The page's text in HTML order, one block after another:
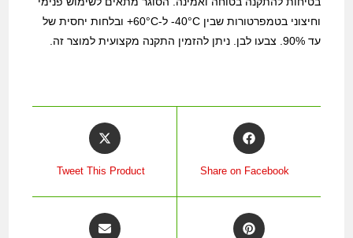
וחיצוני בטמפרטורות שבין 40°C- ל-60°C+ ובלחות יחסית של
עד 90%. צבעו לבן. ניתן להזמין התקנה מקצועית למוצר זה.
Share on Facebook
Tweet This Product